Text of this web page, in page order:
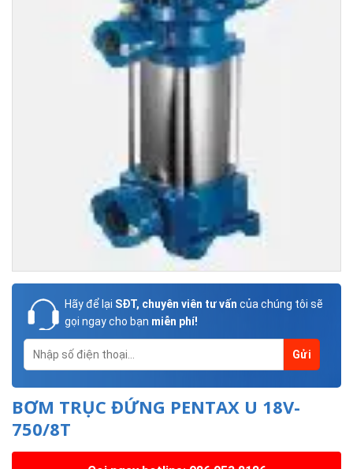
Hãy để lại SĐT, chuyên viên tư vấn của chúng tôi sẽ
gọi ngay cho bạn miễn phí!
BƠM TRỤC ĐỨNG PENTAX U 18V-
750/8T